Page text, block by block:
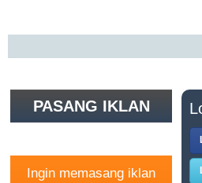
PASANG IKLAN
Ingin memasang iklan